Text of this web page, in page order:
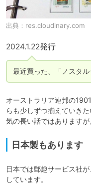
出典： res.cloudinary.com
2024.1.22発行
最近買った、「ノスタル
オーストラリア連邦の
らも少しずつ揃えていきた
気の長い話ではありますが
日本製もあります
日本では郵趣サービス社
しています。